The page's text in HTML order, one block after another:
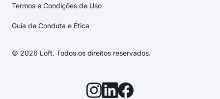
Termos e Condições de Uso
Guia de Conduta e Ética
© 2026 Loft. Todos os direitos reservados.